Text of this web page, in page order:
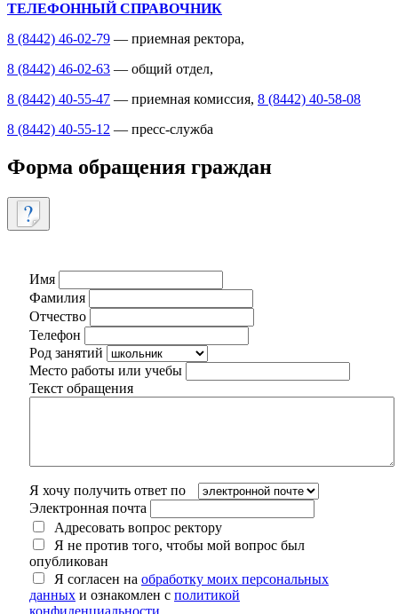
ТЕЛЕФОННЫЙ СПРАВОЧНИК
8 (8442) 46-02-79 — приемная ректора,
8 (8442) 46-02-63 — общий отдел,
8 (8442) 40-55-47 — приемная комиссия, 8 (8442) 40-58-08
8 (8442) 40-55-12 — пресс-служба
Форма обращения граждан
Имя
Фамилия
Отчество
Телефон
Род занятий
Место работы или учебы
Текст обращения
Я хочу получить ответ по
Электронная почта
Адресовать вопрос ректору
Я не против того, чтобы мой вопрос был
опубликован
Я согласен на обработку моих персональных
данных и ознакомлен с политикой